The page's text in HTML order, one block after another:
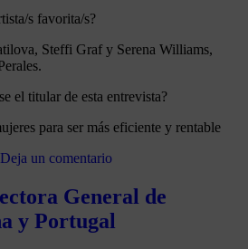
s favorita/s?
Steffi Graf y Serena Williams,
el titular de esta entrevista?
para ser más eficiente y rentable
Deja un comentario
General de
y Portugal